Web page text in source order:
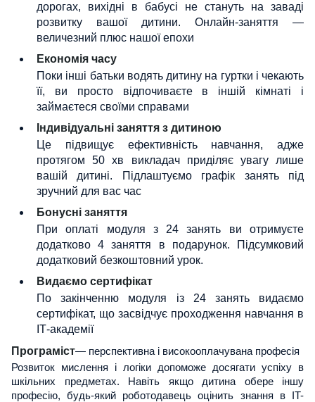
дорогах, вихідні в бабусі не стануть на заваді
розвитку вашої дитини. Онлайн-заняття —
величезний плюс нашої епохи
Економія часу
Поки інші батьки водять дитину на гуртки і чекають
її, ви просто відпочиваєте в іншій кімнаті і
займаєтеся своїми справами
Індивідуальні заняття з дитиною
Це підвищує ефективність навчання, адже
протягом 50 хв викладач приділяє увагу лише
вашій дитині. Підлаштуємо графік занять під
зручний для вас час
Бонусні заняття
При оплаті модуля з 24 занять ви отримуєте
додатково 4 заняття в подарунок. Підсумковий
додатковий безкоштовний урок.
Видаємо сертифікат
По закінченню модуля із 24 занять видаємо
сертифікат, що засвідчує проходження навчання в
ІТ-академії
Програміст— перспективна і високооплачувана професія
Розвиток мислення і логіки допоможе досягати успіху в
шкільних предметах. Навіть якщо дитина обере іншу
професію, будь-який роботодавець оцінить знання в IT-